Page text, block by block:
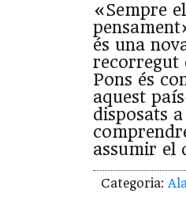
«Sempre
és una
recorregut
Pons és
aquest
disposats
assumir el
Categoria: